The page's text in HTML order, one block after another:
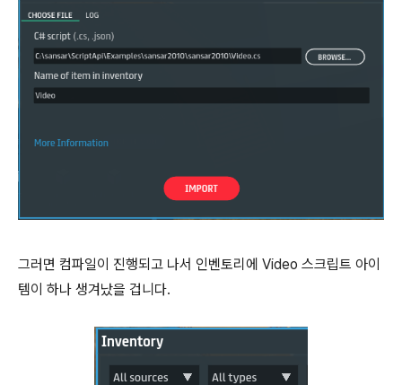
그러면 컴파일이 진행되고 나서 인벤토리에 Video 스크립트 아이
템이 하나 생겨났을 겁니다.